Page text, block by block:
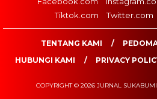
Tiktok.com
Twitter.com
TENTANG KAMI
HUBUNGI KAMI
PRIVACY
COPYRIGHT © 2026 JURNAL